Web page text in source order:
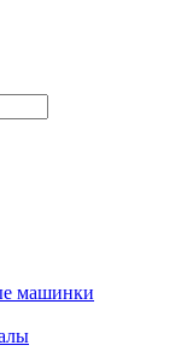
машинки